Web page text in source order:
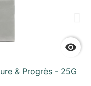

& Progrès - 25G